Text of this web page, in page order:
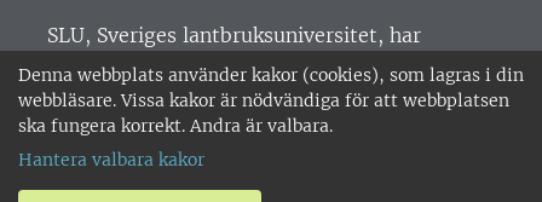
Denna webbplats använder kakor (cookies), som lagras i din
webbläsare. Vissa kakor är nödvändiga för att webbplatsen
ska fungera korrekt. Andra är valbara.
Hantera valbara kakor
SLU, Sveriges lantbruksuniversitet, har
verksamhet över hela Sverige. Huvudorter är
Alnarp, Uppsala och Umeå.SLU är
miljöcertifierat enligt ISO 14001. •
018-67 10 00 • Org nr: 202100-2817 •